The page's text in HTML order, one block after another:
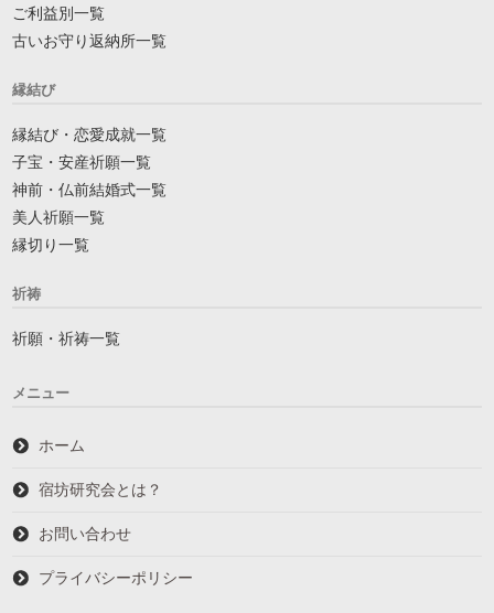
ご利益別一覧
古いお守り返納所一覧
縁結び
縁結び・恋愛成就一覧
子宝・安産祈願一覧
神前・仏前結婚式一覧
美人祈願一覧
縁切り一覧
祈祷
祈願・祈祷一覧
メニュー
ホーム
宿坊研究会とは？
お問い合わせ
プライバシーポリシー